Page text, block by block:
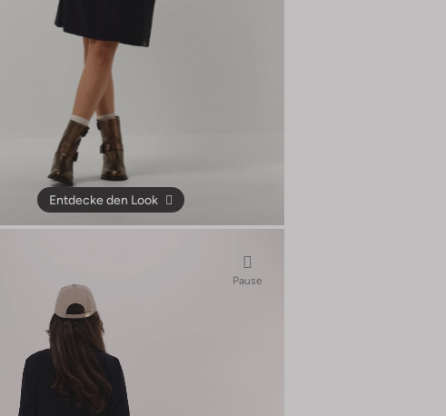
Entdecke den Look
Pause